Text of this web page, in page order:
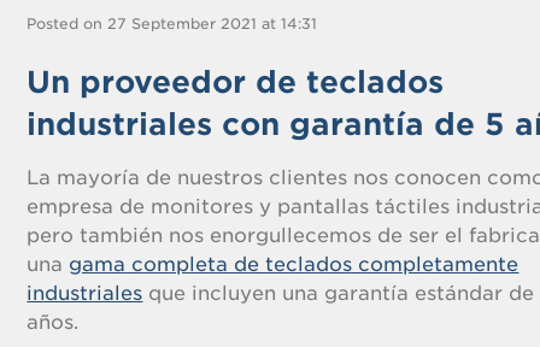
Posted on 27 September 2021 at 14:31
Un proveedor de teclados
industriales con garantía de 5
La mayoría de nuestros clientes nos conocen
empresa de monitores y pantallas táctiles
pero también nos enorgullecemos de ser el
una gama completa de teclados completamente
industriales que incluyen una garantía estándar de
años.